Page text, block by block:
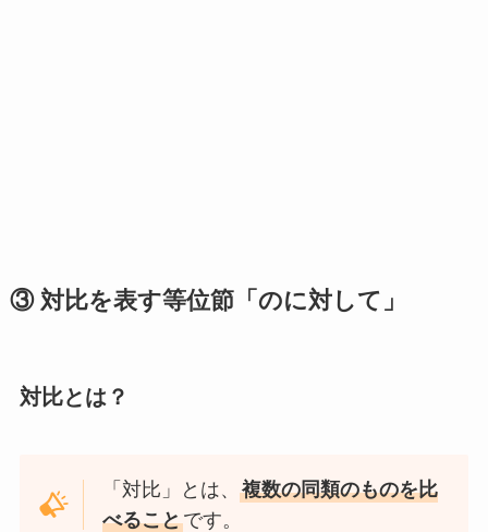
③ 対比を表す等位節「のに対して」
対比とは？
「対比」とは、複数の同類のものを比
べることです。